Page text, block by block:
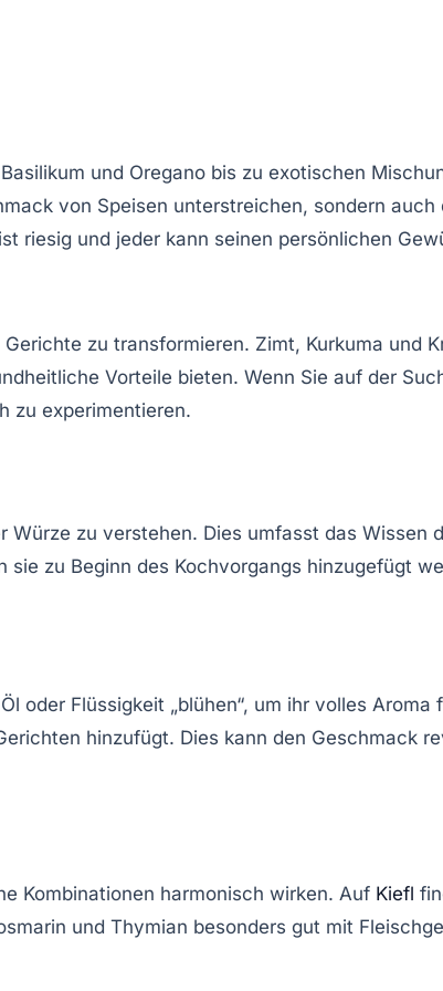
und Oregano bis zu exotischen
von Speisen unterstreichen, sondern auch
riesig und jeder kann seinen persönlichen
zu transformieren. Zimt, Kurkuma und
Vorteile bieten. Wenn Sie auf der
zu experimentieren.
Würze zu verstehen. Dies umfasst das Wissen
zu Beginn des Kochvorgangs hinzugefügt
oder Flüssigkeit „blühen“, um ihr volles Aroma
hinzufügt. Dies kann den Geschmack
Kombinationen harmonisch wirken. Auf Kiefl
und Thymian besonders gut mit